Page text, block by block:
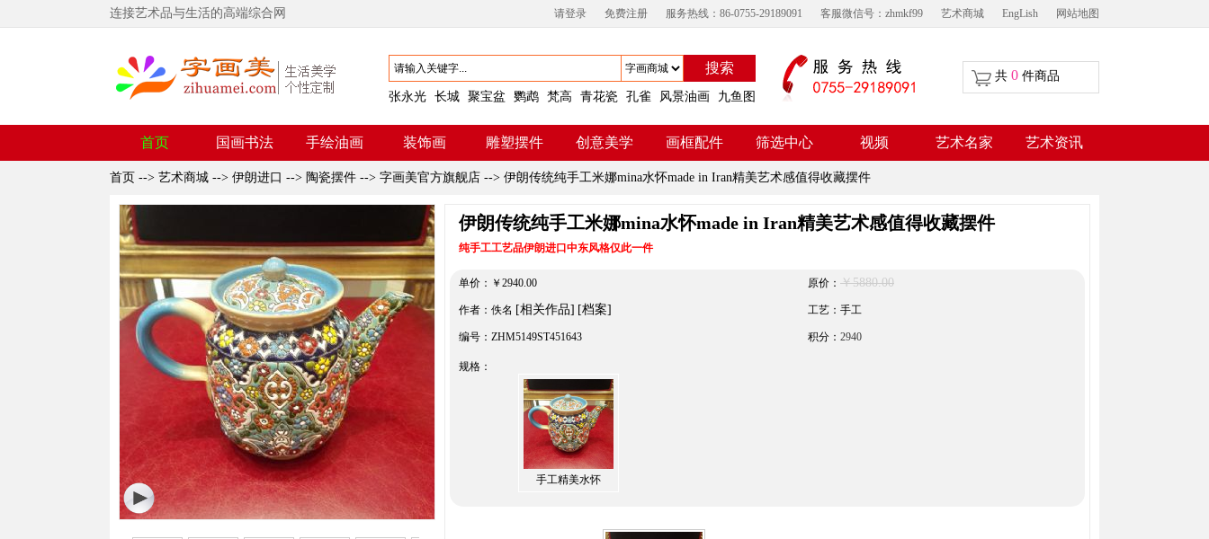
连接艺术品与生活的高端综合网 请登录 免费注册 服务热线：86-0755-29189091 客服微信号：zhmkf99 艺术商城 EngLish 网站地图
搜索
张永光 长城 聚宝盆 鹦鹉 梵高 青花瓷 孔雀 风景油画 九鱼图
共 0 件商品
首页 国画书法 手绘油画 装饰画 雕塑摆件 创意美学 画框配件 筛选中心 视频 艺术名家 艺术资讯
首页 --> 艺术商城 --> 伊朗进口 --> 陶瓷摆件 --> 字画美官方旗舰店 --> 伊朗传统纯手工米娜mina水怀made in Iran精美艺术感值得收藏摆件
伊朗传统纯手工米娜mina水怀made in Iran精美艺术感值得收藏摆件
纯手工工艺品伊朗进口中东风格仅此一件
单价： ￥ 2940.00 原价： ￥5880.00
作者：佚名 [相关作品] [档案] 工艺：手工
编号：ZHM5149ST451643 积分： 2940
规格：
手工精美水怀